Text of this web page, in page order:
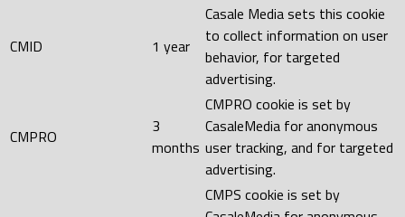
CMID 1 year
Casale Media sets this cookie
to collect information on user
behavior, for targeted
advertising.
CMPRO
3
months
CMPRO cookie is set by
CasaleMedia for anonymous
user tracking, and for targeted
advertising.
CMPS cookie is set by